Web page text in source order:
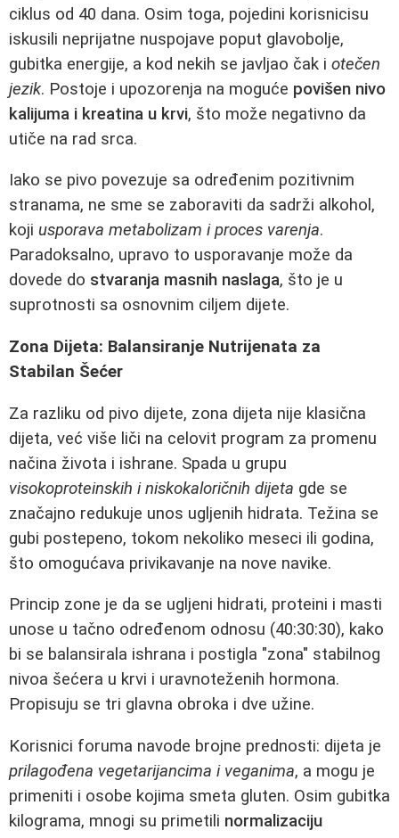
ciklus od 40 dana. Osim toga, pojedini korisnicisu
iskusili neprijatne nuspojave poput glavobolje,
gubitka energije, a kod nekih se javljao čak i otečen
jezik. Postoje i upozorenja na moguće povišen nivo
kalijuma i kreatina u krvi, što može negativno da
utiče na rad srca.
Iako se pivo povezuje sa određenim pozitivnim
stranama, ne sme se zaboraviti da sadrži alkohol,
koji usporava metabolizam i proces varenja.
Paradoksalno, upravo to usporavanje može da
dovede do stvaranja masnih naslaga, što je u
suprotnosti sa osnovnim ciljem dijete.
Zona Dijeta: Balansiranje Nutrijenata za
Stabilan Šećer
Za razliku od pivo dijete, zona dijeta nije klasična
dijeta, već više liči na celovit program za promenu
načina života i ishrane. Spada u grupu
visokoproteinskih i niskokaloričnih dijeta gde se
značajno redukuje unos ugljenih hidrata. Težina se
gubi postepeno, tokom nekoliko meseci ili godina,
što omogućava privikavanje na nove navike.
Princip zone je da se ugljeni hidrati, proteini i masti
unose u tačno određenom odnosu (40:30:30), kako
bi se balansirala ishrana i postigla "zona" stabilnog
nivoa šećera u krvi i uravnoteženih hormona.
Propisuju se tri glavna obroka i dve užine.
Korisnici foruma navode brojne prednosti: dijeta je
prilagođena vegetarijancima i veganima, a mogu je
primeniti i osobe kojima smeta gluten. Osim gubitka
kilograma, mnogi su primetili normalizaciju